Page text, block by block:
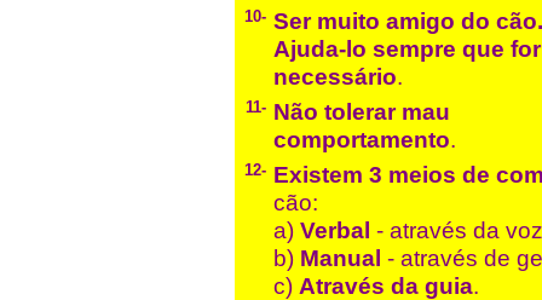
10- Ser muito amigo do cão.
Ajuda-lo sempre que for
necessário.
11- Não tolerar mau
comportamento.
12- Existem 3 meios de
cão:
a) Verbal - através da
b) Manual - através de
c) Através da guia.